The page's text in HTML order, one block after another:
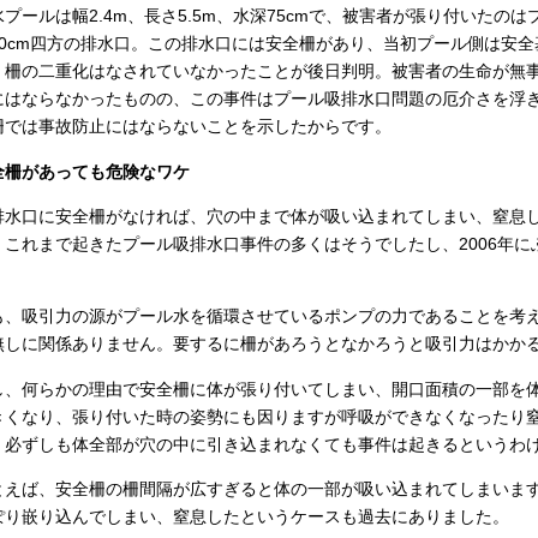
プールは幅2.4m、長さ5.5m、水深75cmで、被害者が張り付いたのは
四方の排水口。この排水口には安全柵があり、当初プール側は安
柵の二重化はなされていなかったことが後日判明。被害者の生命が無
はならなかったものの、この事件はプール吸排水口問題の厄介さを浮
では事故防止にはならないことを示したからです。
柵があっても危険なワケ
水口に安全柵がなければ、穴の中まで体が吸い込まれてしまい、窒息
これまで起きたプール吸排水口事件の多くはそうでしたし、2006年
、吸引力の源がプール水を循環させているポンプの力であることを考
しに関係ありません。要するに柵があろうとなかろうと吸引力はかか
、何らかの理由で安全柵に体が張り付いてしまい、開口面積の一部を
くなり、張り付いた時の姿勢にも因りますが呼吸ができなくなったり
必ずしも体全部が穴の中に引き込まれなくても事件は起きるというわ
えば、安全柵の柵間隔が広すぎると体の一部が吸い込まれてしまいま
り嵌り込んでしまい、窒息したというケースも過去にありました。